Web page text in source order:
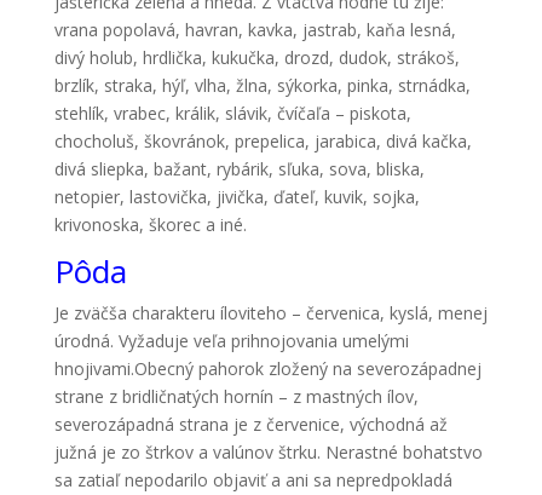
vrana popolavá, havran, kavka, jastrab, kaňa lesná,
divý holub, hrdlička, kukučka, drozd, dudok, strákoš,
brzlík, straka, hýľ, vlha, žlna, sýkorka, pinka, strnádka,
stehlík, vrabec, králik, slávik, čvíčaľa – piskota,
chocholuš, škovránok, prepelica, jarabica, divá kačka,
divá sliepka, bažant, rybárik, sľuka, sova, bliska,
netopier, lastovička, jivička, ďateľ, kuvik, sojka,
krivonoska, škorec a iné.
Pôda
Je zväčša charakteru íloviteho – červenica, kyslá, menej
úrodná. Vyžaduje veľa prihnojovania umelými
hnojivami.Obecný pahorok zložený na severozápadnej
strane z bridličnatých hornín – z mastných ílov,
severozápadná strana je z červenice, východná až
južná je zo štrkov a valúnov štrku. Nerastné bohatstvo
sa zatiaľ nepodarilo objaviť a ani sa nepredpokladá